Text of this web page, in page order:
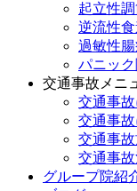
起立性
逆流性
過敏性
パニッ
交通事故メニ
交通事
交通事
交通事
交通事
グループ院紹